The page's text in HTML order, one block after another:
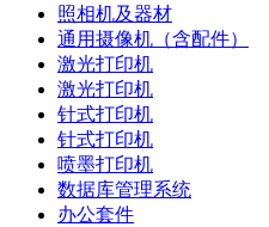
照相机及器材
通用摄像机（含配件）
激光打印机
激光打印机
针式打印机
针式打印机
喷墨打印机
数据库管理系统
办公套件